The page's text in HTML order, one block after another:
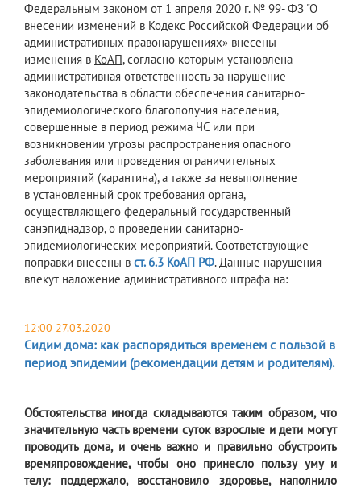
​Федеральным законом от 1 апреля 2020 г. № 99- ФЗ "О
внесении изменений в Кодекс Российской Федерации об
административных правонарушениях» внесены
изменения в КоАП, согласно которым установлена
административная ответственность за нарушение
законодательства в области обеспечения санитарно-
эпидемиологического благополучия населения,
совершенные в период режима ЧС или при
возникновении угрозы распространения опасного
заболевания или проведения ограничительных
мероприятий (карантина), а также за невыполнение
в установленный срок требования органа,
осуществляющего федеральный государственный
санэпиднадзор, о проведении санитарно-
эпидемиологических мероприятий. Соответствующие
поправки внесены в ст. 6.3 КоАП РФ. Данные нарушения
влекут наложение административного штрафа на:
12:00 27.03.2020
Сидим дома: как распорядиться временем с пользой в
период эпидемии (рекомендации детям и родителям).
Обстоятельства иногда складываются таким образом, что
значительную часть времени суток взрослые и дети могут
проводить дома, и очень важно и правильно обустроить
времяпровождение, чтобы оно принесло пользу уму и
телу: поддержало, восстановило здоровье, наполнило